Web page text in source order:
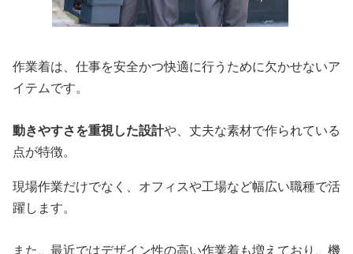
作業着は、仕事を安全かつ快適に行うために欠かせないア
イテムです。
動きやすさを重視した設計や、丈夫な素材で作られている
点が特徴。
現場作業だけでなく、オフィスや工場など幅広い職種で活
躍します。
また、最近ではデザイン性の高い作業着も増えており、機